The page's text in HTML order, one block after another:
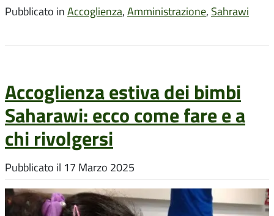
Pubblicato in Accoglienza, Amministrazione, Sahrawi
Accoglienza estiva dei bimbi
Saharawi: ecco come fare e a
chi rivolgersi
Pubblicato il 17 Marzo 2025